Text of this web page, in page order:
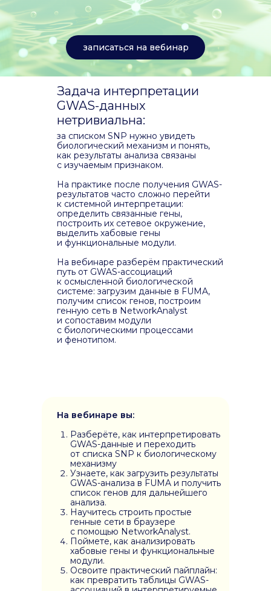
записаться на вебинар
На вебинаре вы:
Разберёте, как интерпретировать
GWAS-данные и переходить
от списка SNP к биологическому
механизму
Узнаете, как загрузить результаты
GWAS-анализа в FUMA и получить
список генов для дальнейшего
анализа.
Научитесь строить простые
генные сети в браузере
с помощью NetworkAnalyst.
Поймете, как анализировать
хабовые гены и функциональные
модули.
Освоите практический пайплайн:
как превратить таблицы GWAS-
за списком SNP нужно увидеть
биологический механизм и понять,
как результаты анализа связаны
с изучаемым признаком.
На практике после получения GWAS-
результатов часто сложно перейти
к системной интерпретации:
определить связанные гены,
построить их сетевое окружение,
выделить хабовые гены
и функциональные модули.
На вебинаре разберём практический
путь от GWAS-ассоциаций
к осмысленной биологической
системе: загрузим данные в FUMA,
получим список генов, построим
генную сеть в NetworkAnalyst
и сопоставим модули
с биологическими процессами
и фенотипом.
Задача интерпретации
GWAS-данных
нетривиальна: